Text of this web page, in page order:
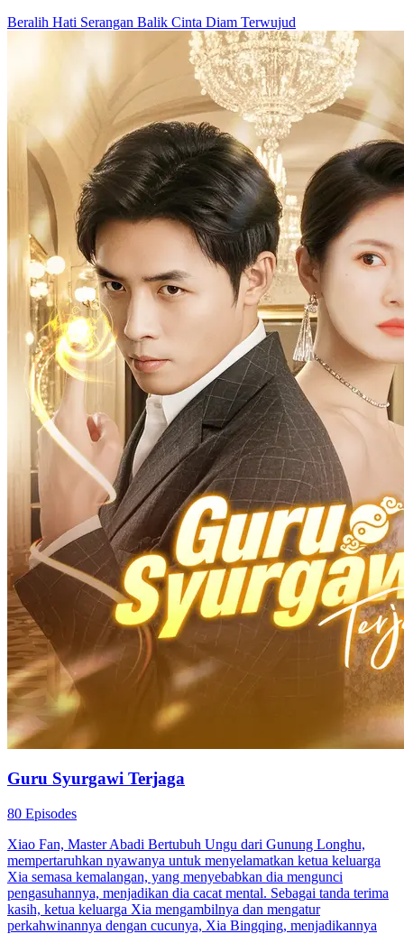
Beralih Hati Serangan Balik Cinta Diam Terwujud
Guru Syurgawi Terjaga
80 Episodes
Xiao Fan, Master Abadi Bertubuh Ungu dari Gunung Longhu,
mempertaruhkan nyawanya untuk menyelamatkan ketua keluarga
Xia semasa kemalangan, yang menyebabkan dia mengunci
pengasuhannya, menjadikan dia cacat mental. Sebagai tanda terima
kasih, ketua keluarga Xia mengambilnya dan mengatur
perkahwinannya dengan cucunya, Xia Bingqing, menjadikannya